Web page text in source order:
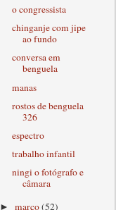
o congressista
chinganje com jipe
ao fundo
conversa em
benguela
manas
rostos de benguela
326
espectro
trabalho infantil
ningi o fotógrafo e
câmara
►março(52)